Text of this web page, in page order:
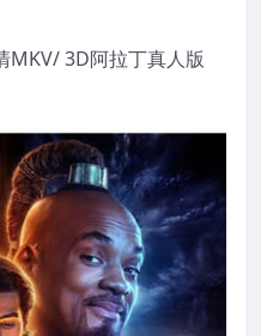
MKV/ 3D阿拉丁真人版